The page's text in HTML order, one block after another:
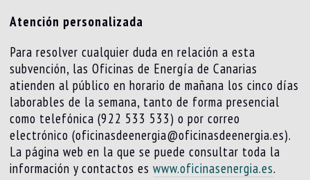
Atención personalizada
Para resolver cualquier duda en relación a esta
subvención, las Oficinas de Energía de Canarias
atienden al público en horario de mañana los cinco días
laborables de la semana, tanto de forma presencial
como telefónica (922 533 533) o por correo
electrónico (oficinasdeenergia@oficinasdeenergia.es).
La página web en la que se puede consultar toda la
información y contactos eswww.oficinasenergia.es.